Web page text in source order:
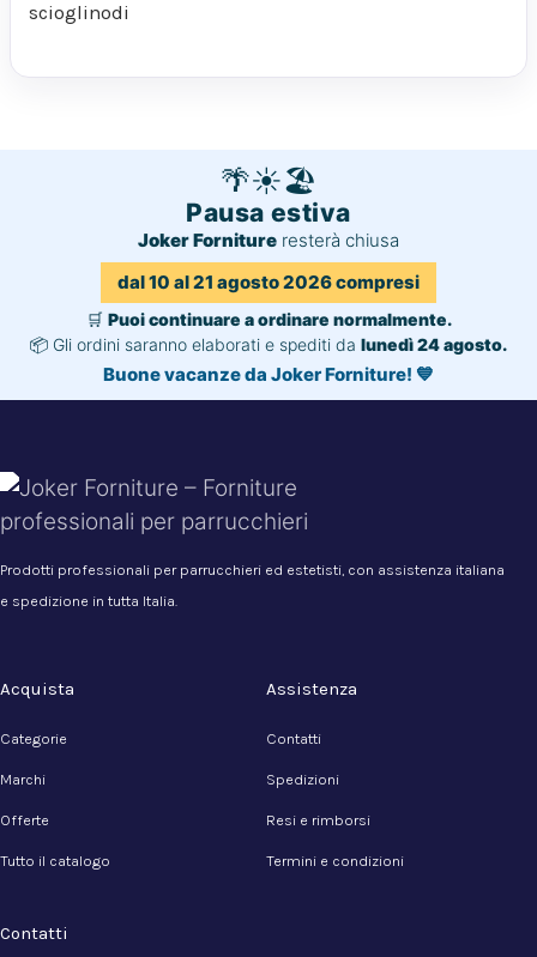
scioglinodi
🌴☀️🏖️
Pausa estiva
Joker Forniture resterà chiusa
dal 10 al 21 agosto 2026 compresi
🛒 Puoi continuare a ordinare normalmente.
📦 Gli ordini saranno elaborati e spediti da lunedì 24 agosto.
Buone vacanze da Joker Forniture! 💙
Prodotti professionali per parrucchieri ed estetisti, con assistenza italiana
e spedizione in tutta Italia.
Acquista
Categorie
Marchi
Offerte
Tutto il catalogo
Assistenza
Contatti
Spedizioni
Resi e rimborsi
Termini e condizioni
Contatti